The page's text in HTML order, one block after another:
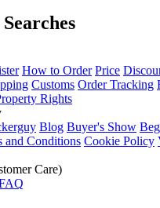
How to Order Price
Customs Order Tracking
Rights
Blog Buyer's Show
and Conditions Cookie Policy
Care)